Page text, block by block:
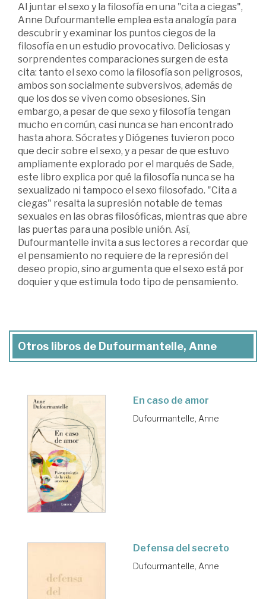
Al juntar el sexo y la filosofía en una "cita a ciegas",
Anne Dufourmantelle emplea esta analogía para
descubrir y examinar los puntos ciegos de la
filosofía en un estudio provocativo. Deliciosas y
sorprendentes comparaciones surgen de esta
cita: tanto el sexo como la filosofía son peligrosos,
ambos son socialmente subversivos, además de
que los dos se viven como obsesiones. Sin
embargo, a pesar de que sexo y filosofía tengan
mucho en común, casi nunca se han encontrado
hasta ahora. Sócrates y Diógenes tuvieron poco
que decir sobre el sexo, y a pesar de que estuvo
ampliamente explorado por el marqués de Sade,
este libro explica por qué la filosofía nunca se ha
sexualizado ni tampoco el sexo filosofado. "Cita a
ciegas" resalta la supresión notable de temas
sexuales en las obras filosóficas, mientras que abre
las puertas para una posible unión. Así,
Dufourmantelle invita a sus lectores a recordar que
el pensamiento no requiere de la represión del
deseo propio, sino argumenta que el sexo está por
doquier y que estimula todo tipo de pensamiento.
Otros libros de Dufourmantelle, Anne
En caso de amor
Dufourmantelle, Anne
Defensa del secreto
Dufourmantelle, Anne